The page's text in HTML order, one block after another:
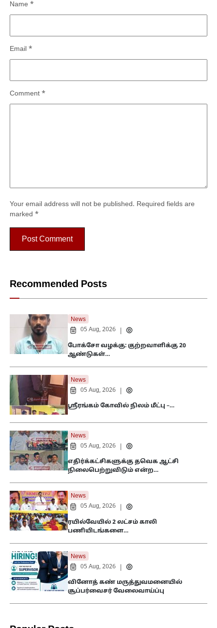
Your email address will not be published. Required fields are
marked *
Comment *
Name *
Email *
Recommended Posts
News
05 Aug, 2026
போக்சோ வழக்கு: குற்றவாளிக்கு 20
ஆண்டுகள்…
News
05 Aug, 2026
ஸ்ரீரங்கம் கோவில் நிலம் மீட்பு –…
News
05 Aug, 2026
எதிர்க்கட்சிகளுக்கு தவெக ஆட்சி
நிலைபெற்றுவிடும் என்ற…
News
05 Aug, 2026
ரயில்வேயில் 2 லட்சம் காலி
பணியிடங்களை…
News
05 Aug, 2026
வினோத் கண் மருத்துவமனையில்
சூப்பர்வைசர் வேலைவாய்ப்பு